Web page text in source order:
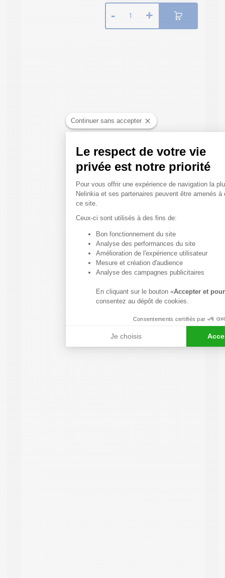
- 1 +
Continuer sans accepter
Le respect de votre vie
privée est notre priorité
Plateforme de Gestion
Pour vous offrir une expérience de navigation la
Nelinkia et ses partenaires peuvent être amenés
ce site.
Ceux-ci sont utilisés à des fins de:
Bon fonctionnement du site
Analyse des performances du site
Amélioration de l'expérience utilisateur
Mesure et création d'audience
Analyse des campagnes publicitaires
En cliquant sur le bouton «Accepter et
consentez au dépôt de cookies.
Consentements certifiés par
Je choisis
Axeptio consent